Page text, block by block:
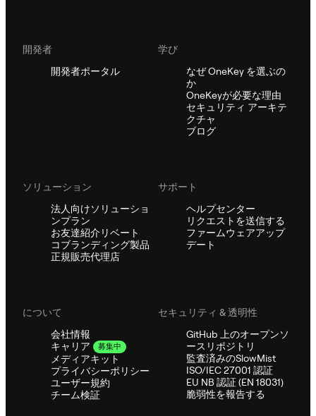
開発者
開発者ポータル
学び
なぜ OneKey を選ぶの
か
OneKeyが必要な理由
セキュリティ アーキテ
クチャ
ブログ
ソリューション
法人向けソリューショ
ンプラン
お友達紹介リベート
コブランディング製品
正規販売代理店
サポート
ヘルプセンター
リクエストを送信する
ファームウェアアップ
デート
について
会社情報
キャリア
募集中
メディアキット
プライバシーポリシー
ユーザー規約
チーム検証
セキュリティ & 透明性
GitHub 上のオープンソ
ースリポジトリ
監査済みのSlowMist
ISO/IEC 27001 認証
EU NB 認証 (EN 18031)
脆弱性を報告する